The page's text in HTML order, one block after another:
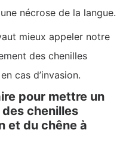
nécrose de la langue.
mieux appeler notre
des chenilles
cas d’invasion.
pour mettre un
chenilles
et du chêne à